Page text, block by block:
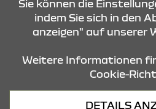
STANDORTE
Datenschutz
Sie können die
indem Sie sich in den
anzeigen" auf unserer
Weitere Informationen
Cookie-
DETAILS